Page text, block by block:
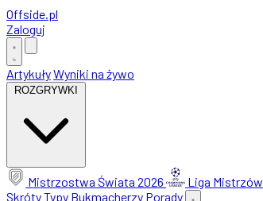
Offside.pl
Zaloguj
ArtykułyWyniki na żywo
ROZGRYWKI
Mistrzostwa Świata 2026 Liga Mistrzów
SkrótyTypy Bukmacherzy Porady